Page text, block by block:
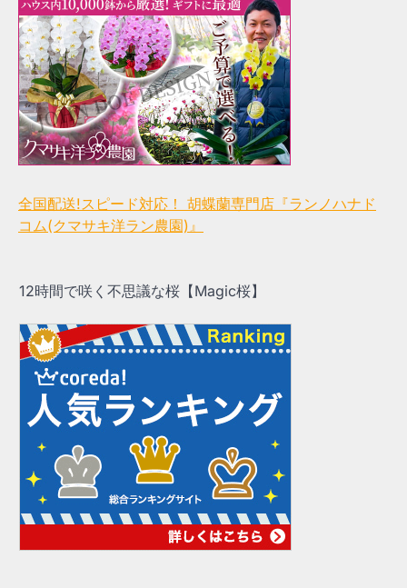
全国配送!スピード対応！ 胡蝶蘭専門店『ランノハナド
コム(クマサキ洋ラン農園)』
12時間で咲く不思議な桜【Magic桜】